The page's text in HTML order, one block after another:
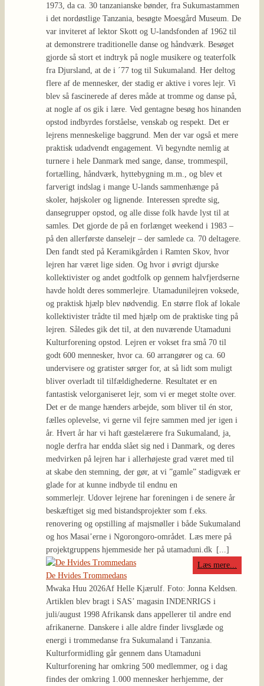
1973, da ca. 30 tanzanianske bønder, fra Sukumastammen
i det nordøstlige Tanzania, besøgte Moesgård Museum. De
var inviteret af lektor Skott og U-landsfonden af 1962 til
at demonstrere traditionelle danse og håndværk. Besøget
gjorde så stort et indtryk på nogle musikere og teaterfolk
fra Djursland, at de i ´77 tog til Sukumaland. Her deltog
flere af de mennesker, der stadig er aktive i vores lejr. Vi
blev så fascinerede af deres måde at tromme og danse på,
at nogle af os gik i lære. Ved gentagne besøg hos hinanden
opstod indbyrdes forståelse, venskab og respekt. Det er
lejrens menneskelige baggrund. Men der var også et mere
praktisk udadvendt engagement. Vi begyndte nemlig at
turnere i hele Danmark med sange, danse, trommespil,
fortælling, håndværk, hyttebygning m.m., og blev et
farverigt indslag i mange U-lands sammenhænge på
skoler, højskoler og lignende. Interessen spredte sig,
dansegrupper opstod, og alle disse folk havde lyst til at
samles. Det gjorde de på en forlænget weekend i 1983 –
på den allerførste danselejr – der samlede ca. 70 deltagere.
Den fandt sted på Keramikgården i Ramten Skov, hvor
lejren har været lige siden. Og hvor i øvrigt djurske
kollektivister og andet godtfolk op gennem halvfjerdserne
havde holdt deres sommerlejre. Utamadunilejren voksede,
og praktisk hjælp blev nødvendig. En større flok af lokale
kollektivister trådte til med hjælp om de praktiske ting på
lejren. Således gik det til, at den nuværende Utamaduni
Kulturforening opstod. Lejren er vokset fra små 70 til
godt 600 mennesker, hvor ca. 60 arrangører og ca. 60
undervisere og gratister sørger for, at så lidt som muligt
bliver overladt til tilfældighederne. Resultatet er en
fantastisk velorganiseret lejr, som vi er meget stolte over.
Det er de mange hænders arbejde, som bliver til én stor,
fælles oplevelse, vi gerne vil fejre sammen med jer igen i
år. Hvert år har vi haft gæstelærere fra Sukumaland, ja,
nogle derfra har endda slået sig ned i Danmark, og deres
medvirken på lejren har i allerhøjeste grad været med til
at skabe den stemning, der gør, at vi ”gamle” stadigvæk er
glade for at kunne indbyde til endnu en
sommerlejr. Udover lejrene har foreningen i de senere år
beskæftiget sig med bistandsprojekter som f.eks.
renovering og opstilling af majsmøller i både Sukumaland
og hos Masai’erne i Ngorongoro-området. Læs mere på
projektgruppens hjemmeside her på utamaduni.dk [...]
Læs mere...
De Hvides Trommedans
Mwaka Huu 2026Af Helle Kjærulf. Foto: Jonna Keldsen.
Artiklen blev bragt i SAS’ magasin INDENRIGS i
juli/august 1998 Afrikansk dans appellerer til andre end
afrikanerne. Danskere i alle aldre finder livsglæde og
energi i trommedanse fra Sukumaland i Tanzania.
Kulturformidling går gennem dans Utamaduni
Kulturforening har omkring 500 medlemmer, og i dag
findes der omkring 1.000 mennesker herhjemme, der